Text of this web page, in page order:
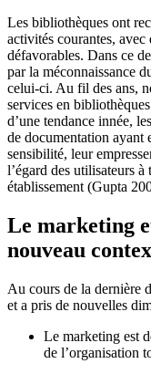
Les bibliothèques ont
activités courantes,
défavorables. Dans ce
par la méconnaissance
celui-ci. Au fil des ans,
services en
d’une tendance innée,
de documentation ayant
sensibilité, leur
l’égard des utilisateurs
établissement (Gupta
Le marketing
nouveau
Au cours de la dernière
et a pris de nouvelles
Le marketing est
de l’organisation